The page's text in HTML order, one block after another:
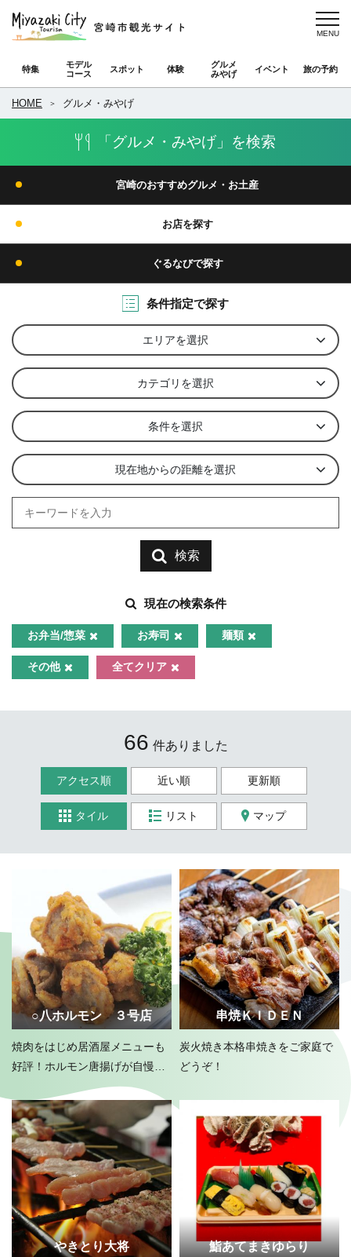
特集
モデル
コース
スポット 体験
グルメ
みやげ
イベント 旅の予約
HOME グルメ・みやげ
「グルメ・みやげ」を検索
宮崎のおすすめグルメ・お土産
お店を探す
ぐるなびで探す
条件指定で探す
エリアを選択
カテゴリを選択
条件を選択
現在地からの距離を選択
検索
現在の検索条件
お弁当/惣菜 お寿司 麺類
その他 全てクリア
66 件ありました
アクセス順 近い順 更新順
タイル リスト マップ
○八ホルモン ３号店
焼肉をはじめ居酒屋メニューも
好評！ホルモン唐揚げが自慢で
串焼ＫＩＤＥＮ
炭火焼き本格串焼きをご家庭で
どうぞ！
やきとり大将 鮨あてまきゆらり